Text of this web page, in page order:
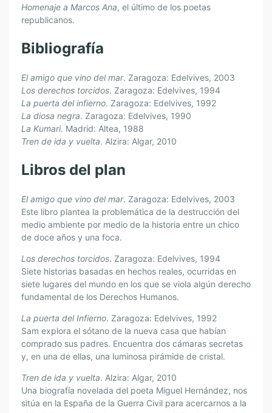
Homenaje a Marcos Ana, el último de los poetas
republicanos.
Bibliografía
El amigo que vino del mar. Zaragoza: Edelvives, 2003
Los derechos torcidos. Zaragoza: Edelvives, 1994
La puerta del infierno. Zaragoza: Edelvives, 1992
La diosa negra. Zaragoza: Edelvives, 1990
La Kumari. Madrid: Altea, 1988
Tren de ida y vuelta. Alzira: Algar, 2010
Libros del plan
El amigo que vino del mar. Zaragoza: Edelvives, 2003
Este libro plantea la problemática de la destrucción del
medio ambiente por medio de la historia entre un chico
de doce años y una foca.
Los derechos torcidos. Zaragoza: Edelvives, 1994
Siete historias basadas en hechos reales, ocurridas en
siete lugares del mundo en los que se viola algún derecho
fundamental de los Derechos Humanos.
La puerta del Infierno. Zaragoza: Edelvives, 1992
Sam explora el sótano de la nueva casa que habían
comprado sus padres. Encuentra dos cámaras secretas
y, en una de ellas, una luminosa pirámide de cristal.
Tren de ida y vuelta. Alzira: Algar, 2010
Una biografía novelada del poeta Miguel Hernández, nos
sitúa en la España de la Guerra Civil para acercarnos a la